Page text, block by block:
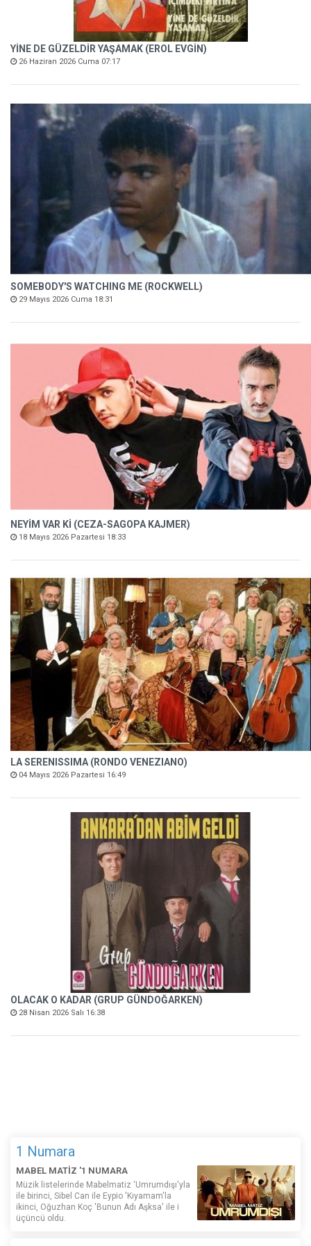
YİNE DE GÜZELDİR YAŞAMAK (EROL EVGİN)
26 Haziran 2026 Cuma 07:17
SOMEBODY'S WATCHING ME (ROCKWELL)
29 Mayıs 2026 Cuma 18:31
NEYİM VAR Kİ (CEZA-SAGOPA KAJMER)
18 Mayıs 2026 Pazartesi 18:33
LA SERENISSIMA (RONDO VENEZIANO)
04 Mayıs 2026 Pazartesi 16:49
OLACAK O KADAR (GRUP GÜNDOĞARKEN)
28 Nisan 2026 Salı 16:38
1 Numara
MABEL MATİZ '1 NUMARA
Müzik listelerinde Mabelmatiz ‘Umrumdışı'yla
ile birinci, Sibel Can ile Eypio 'Kıyamam'la
ikinci, Oğuzhan Koç 'Bunun Adı Aşksa' ile i
üçüncü oldu.